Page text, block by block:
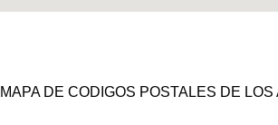
MAPA DE CODIGOS POSTALES DE